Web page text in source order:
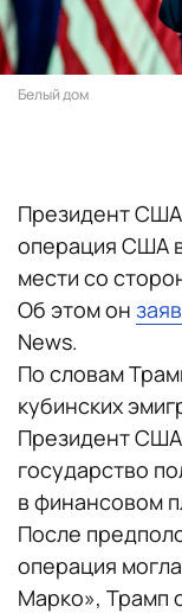
Белый дом
Президент США
операция США
мести со
Об этом он
News.
По словам
кубинских
Президент США
государство
в финансовом
После
операция
Марко», Трамп